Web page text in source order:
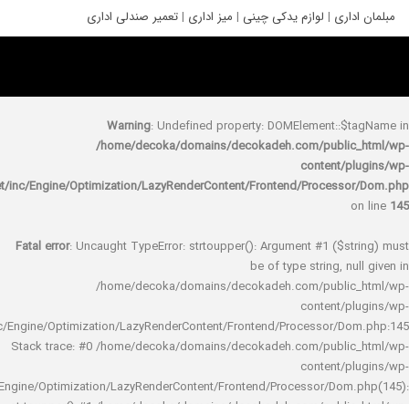
|لوازم یدکی چینی|میز اداری| تعمیر صندلی اداری
Warning: Undefined property:
/home/decoka/domains/decokadeh.com/
rocket/inc/Engine/Optimization/LazyRenderContent/Frontend/
Fatal error : Uncaught TypeError: strtoupper(): Argument #1
be of type string,
/home/decoka/domains/decokadeh.com/
rocket/inc/Engine/Optimization/LazyRenderContent/Frontend/Processor/
Stack trace: #0 /home/decoka/domains/decokadeh.com/
rocket/inc/Engine/Optimization/LazyRenderContent/Frontend/Processor/